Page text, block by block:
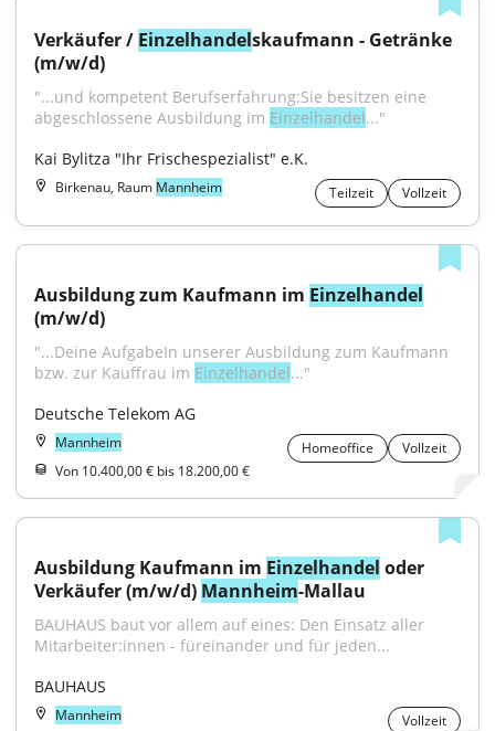
Verkäufer / Einzelhandelskaufmann - Getränke
(m/w/d)
"...und kompetent Berufserfahrung:Sie besitzen eine
abgeschlossene Ausbildung im Einzelhandel..."
Kai Bylitza "Ihr Frischespezialist" e.K.
Birkenau, Raum Mannheim Teilzeit Vollzeit
Ausbildung zum Kaufmann im Einzelhandel
(m/w/d)
"...Deine AufgabeIn unserer Ausbildung zum Kaufmann
bzw. zur Kauffrau im Einzelhandel..."
Deutsche Telekom AG
Mannheim Homeoffice
Vollzeit
Von 10.400,00 € bis 18.200,00 €
Ausbildung Kaufmann im Einzelhandel oder
Verkäufer (m/w/d) Mannheim-Mallau
BAUHAUS baut vor allem auf eines: Den Einsatz aller
Mitarbeiter:innen - füreinander und für jeden...
BAUHAUS
Mannheim Vollzeit